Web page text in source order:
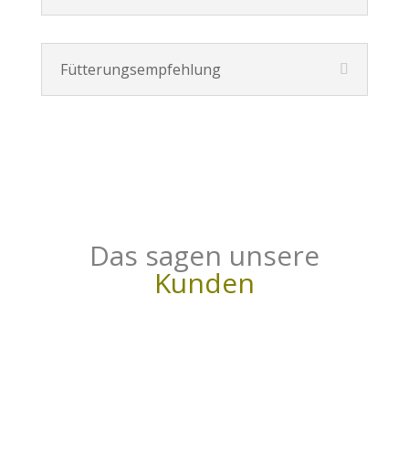
Fütterungsempfehlung
Das sagen unsere
Kunden